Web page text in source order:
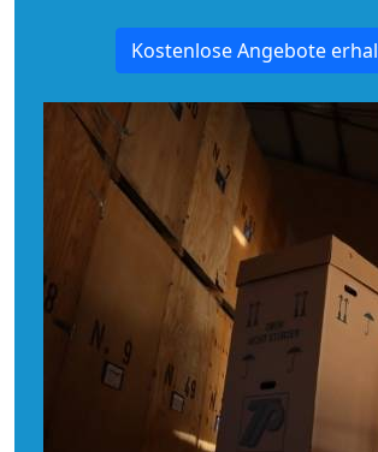
Kostenlose Angebote